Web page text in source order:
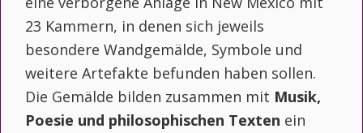
23 Kammern, in denen sich jeweils
besondere Wandgemälde, Symbole und
weitere Artefakte befunden haben sollen.
Die Gemälde bilden zusammen mit Musik,
Poesie und philosophischen Texten ein